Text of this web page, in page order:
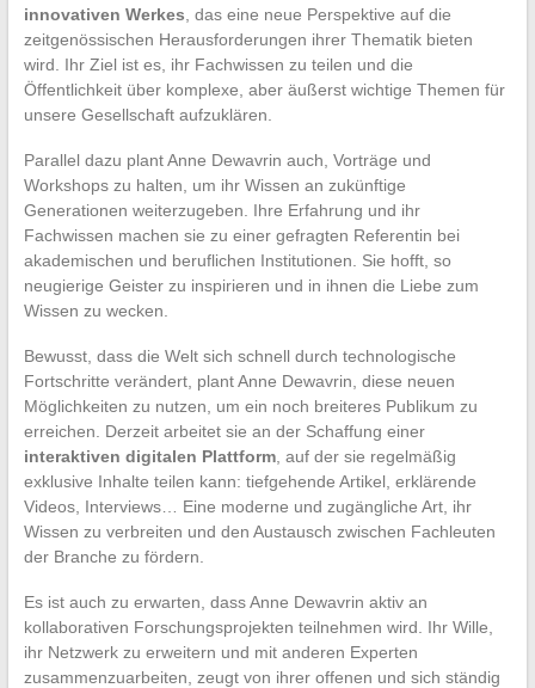
innovativen Werkes , das eine neue Perspektive auf die
zeitgenössischen Herausforderungen ihrer Thematik bieten
wird. Ihr Ziel ist es, ihr Fachwissen zu teilen und die
Öffentlichkeit über komplexe, aber äußerst wichtige Themen für
unsere Gesellschaft aufzuklären.
Parallel dazu plant Anne Dewavrin auch, Vorträge und
Workshops zu halten, um ihr Wissen an zukünftige
Generationen weiterzugeben. Ihre Erfahrung und ihr
Fachwissen machen sie zu einer gefragten Referentin bei
akademischen und beruflichen Institutionen. Sie hofft, so
neugierige Geister zu inspirieren und in ihnen die Liebe zum
Wissen zu wecken.
Bewusst, dass die Welt sich schnell durch technologische
Fortschritte verändert, plant Anne Dewavrin, diese neuen
Möglichkeiten zu nutzen, um ein noch breiteres Publikum zu
erreichen. Derzeit arbeitet sie an der Schaffung einer
interaktiven digitalen Plattform, auf der sie regelmäßig
exklusive Inhalte teilen kann: tiefgehende Artikel, erklärende
Videos, Interviews… Eine moderne und zugängliche Art, ihr
Wissen zu verbreiten und den Austausch zwischen Fachleuten
der Branche zu fördern.
Es ist auch zu erwarten, dass Anne Dewavrin aktiv an
kollaborativen Forschungsprojekten teilnehmen wird. Ihr Wille,
ihr Netzwerk zu erweitern und mit anderen Experten
zusammenzuarbeiten, zeugt von ihrer offenen und sich ständig